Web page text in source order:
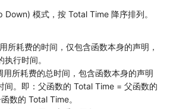
模式，按 Total Time 降序排列。
所耗费的时间，仅包含函数本身的声明，
行时间。
所耗费的总时间，包含函数本身的声明
间。即：父函数的 Total Time = 父函数的
数的 Total Time。